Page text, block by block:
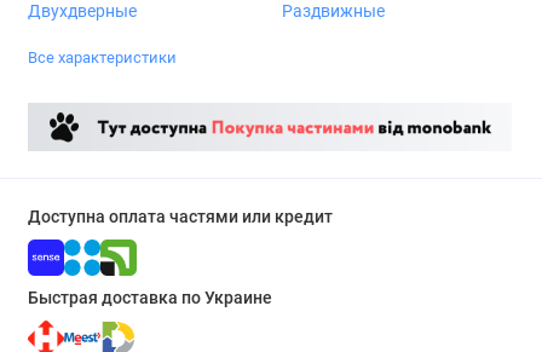
Двухдверные Раздвижные
Все характеристики
Доступна оплата частями или кредит
Быстрая доставка по Украине